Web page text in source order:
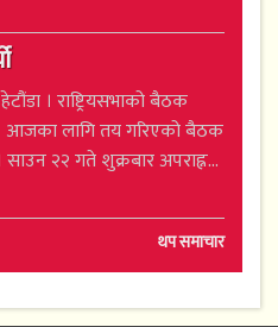
। राष्ट्रियसभाको बैठक
लागि तय गरिएको बैठक
२२ गते शुक्रबार अपराह्न...
थप समाचार